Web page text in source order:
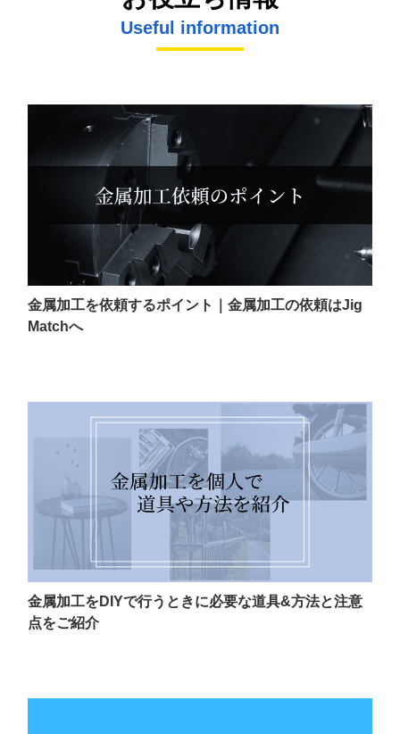
Useful information
金属加工を依頼するポイント｜金属加工の依頼はJig
Matchへ
金属加工をDIYで行うときに必要な道具&方法と注意
点をご紹介